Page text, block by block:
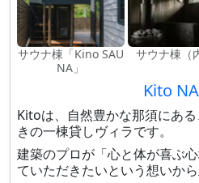
サウナ棟「Kino SAU
NA」
サウナ棟（
Kito
Kitoは、自然豊かな那須にあ
きの一棟貸しヴィラです。
建築のプロが「心と体が喜ぶ
ていただきたいという想いから